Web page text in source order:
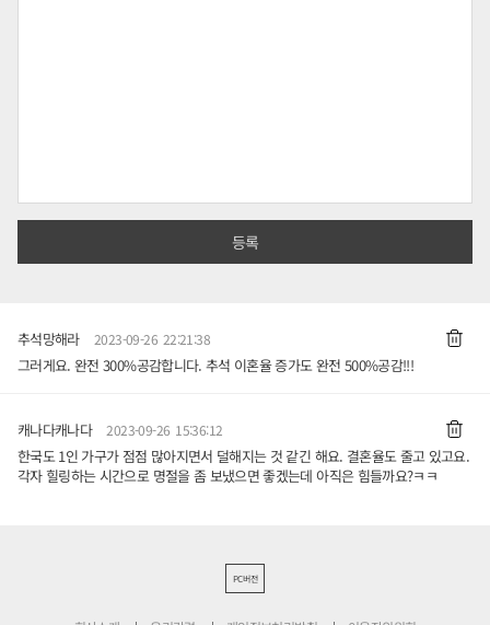
추석망해라 2023-09-26 22:21:38
그러게요. 완전 300%공감합니다. 추석 이혼율 증가도 완전 500%공감!!!
캐나다캐나다 2023-09-26 15:36:12
한국도 1인 가구가 점점 많아지면서 덜해지는 것 같긴 해요. 결혼율도 줄고 있고요.
각자 힐링하는 시간으로 명절을 좀 보냈으면 좋겠는데 아직은 힘들까요?ㅋㅋ
PC버전